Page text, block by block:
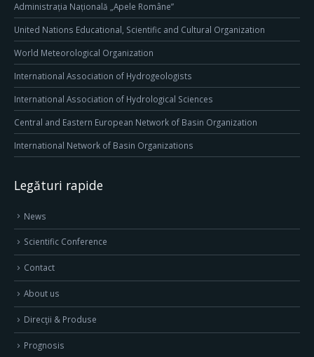
Administrația Națională „Apele Române”
United Nations Educational, Scientific and Cultural Organization
World Meteorological Organization
International Association of Hydrogeologists
International Association of Hydrological Sciences
Central and Eastern European Network of Basin Organization
International Network of Basin Organizations
Legături rapide
News
Scientific Conference
Contact
About us
Direcţii & Produse
Prognosis